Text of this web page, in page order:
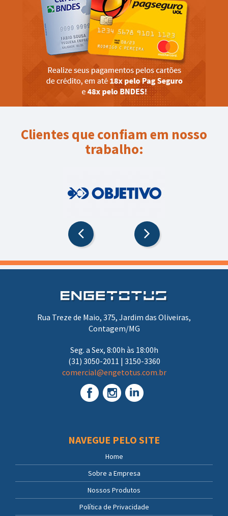
Clientes que confiam em nosso
trabalho:
Rua Treze de Maio, 375, Jardim das Oliveiras,
Contagem/MG
Seg. a Sex, 8:00h às 18:00h
(31) 3050-2011 | 3150-3360
comercial@engetotus.com.br
NAVEGUE PELO SITE
Home
Sobre a Empresa
Nossos Produtos
Política de Privacidade